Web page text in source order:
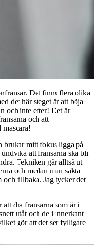
Det finns flera olika
det här steget är att böja
och inte efter! Det är
och att
mascara!
brukar mitt fokus ligga på
att fransarna ska bli
Tekniken går alltså ut
och medan man sakta
och tillbaka. Jag tycker det
dra fransarna som är i
utåt och de i innerkant
gör att det ser fylligare